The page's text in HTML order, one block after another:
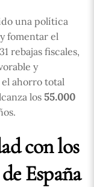
una política
fomentar el
rebajas fiscales,
y
ahorro total
los 55.000
con los
España